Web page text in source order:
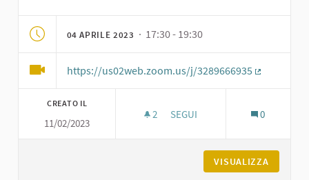
04 APRILE 2023 · 17:30 - 19:30
https://us02web.zoom.us/j/3289666935
CREATO IL
11/02/2023
2 2 SOSTENITORI
SEGUI 0
VISUALIZZA